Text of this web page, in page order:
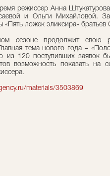
режиссер Анна
и Ольги Михайловой.
«Пять ложек эликсира» братьев
сезоне продолжит свою
тема нового года –
из 120 поступивших заявок
возможность показать на
materials/3503869